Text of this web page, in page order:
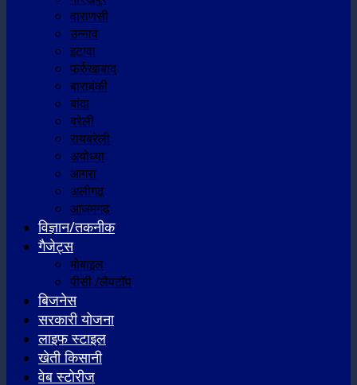
वाराणसी
उन्नाव
इटावा
फर्रुखाबाद
बाराबंकी
बांदा
बरेली
रायबरेली
अयोध्या
आगरा
अलीगढ़
आजमगढ़
विज्ञान/तकनीक
गैजेट्स
मोबाइल
पीसी /लैपटॉप
बिजनेस
सरकारी योजना
लाइफ स्टाइल
खेती किसानी
वेब स्टोरीज